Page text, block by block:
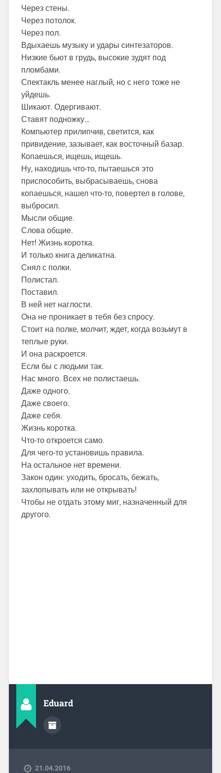
Через стены.
Через потолок.
Через пол.
Вдыхаешь музыку и удары синтезаторов.
Низкие бьют в грудь, высокие зудят под
пломбами.
Спектакль менее наглый, но с него тоже не
уйдешь.
Шикают. Одергивают.
Ставят подножку…
Компьютер прилипчив, светится, как
привидение, зазывает, как восточный базар.
Копаешься, ищешь, ищешь.
Ну, находишь что-то, пытаешься это
приспособить, выбрасываешь, снова
копаешься, нашел что-то, повертел в голове,
выбросил.
Мысли общие.
Слова общие.
Нет! Жизнь коротка.
И только книга деликатна.
Снял с полки.
Полистал.
Поставил.
В ней нет наглости.
Она не проникает в тебя без спросу.
Стоит на полке, молчит, ждет, когда возьмут в
теплые руки.
И она раскроется.
Если бы с людьми так.
Нас много. Всех не полистаешь.
Даже одного.
Даже своего.
Даже себя.
Жизнь коротка.
Что-то откроется само.
Для чего-то установишь правила.
На остальное нет времени.
Закон один: уходить, бросать, бежать,
захлопывать или не открывать!
Чтобы не отдать этому миг, назначенный для
другого.
Eduard
21.04.2016